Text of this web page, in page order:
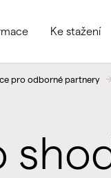
Ke stažení
pro odborné partnery